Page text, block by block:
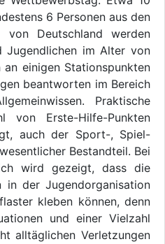
6 Personen aus den
von Deutschland werden
Jugendlichen im Alter von
einigen Stationspunkten
beantworten im Bereich
Praktische
von Erste-Hilfe-Punkten
auch der Sport-, Spiel-
Bestandteil. Bei
wird gezeigt, dass die
in der Jugendorganisation
kleben können, denn
und einer Vielzahl
alltäglichen Verletzungen